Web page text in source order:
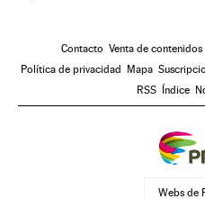
Contacto Venta de contenidos
Política de privacidad Mapa
RSS Índice
Webs de